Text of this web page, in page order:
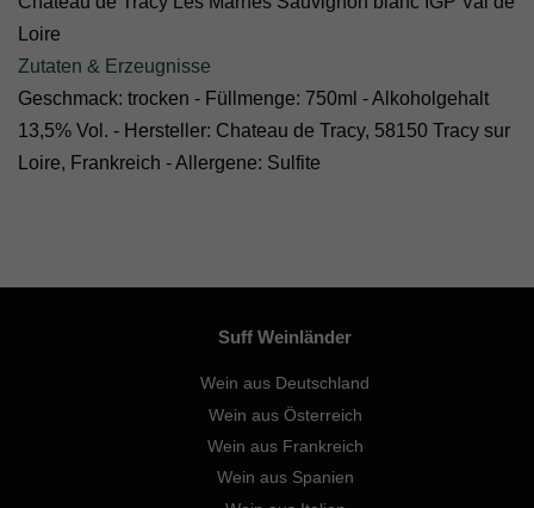
Loire
Zutaten & Erzeugnisse
Geschmack: trocken - Füllmenge: 750ml - Alkoholgehalt
13,5% Vol. - Hersteller: Chateau de Tracy, 58150 Tracy sur
Loire, Frankreich - Allergene: Sulfite
Suff Weinländer
Wein aus Deutschland
Wein aus Österreich
Wein aus Frankreich
Wein aus Spanien